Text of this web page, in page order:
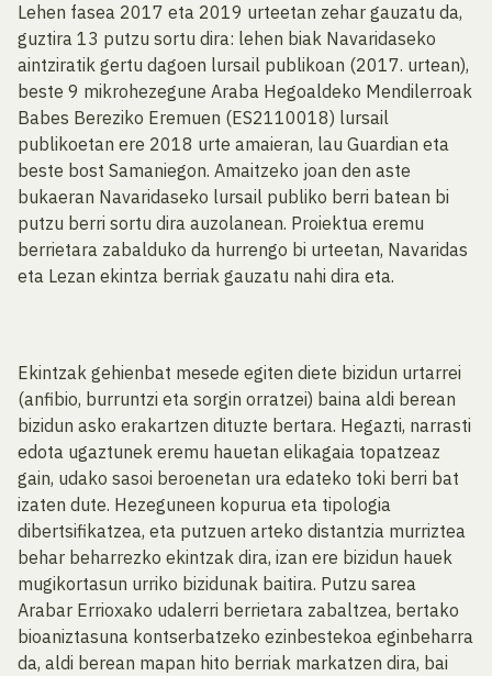
Lehen fasea 2017 eta 2019 urteetan zehar gauzatu da,
guztira 13 putzu sortu dira: lehen biak Navaridaseko
aintziratik gertu dagoen lursail publikoan (2017. urtean),
beste 9 mikrohezegune Araba Hegoaldeko Mendilerroak
Babes Bereziko Eremuen (ES2110018) lursail
publikoetan ere 2018 urte amaieran, lau Guardian eta
beste bost Samaniegon. Amaitzeko joan den aste
bukaeran Navaridaseko lursail publiko berri batean bi
putzu berri sortu dira auzolanean. Proiektua eremu
berrietara zabalduko da hurrengo bi urteetan, Navaridas
eta Lezan ekintza berriak gauzatu nahi dira eta.
Ekintzak gehienbat mesede egiten diete bizidun urtarrei
(anfibio, burruntzi eta sorgin orratzei) baina aldi berean
bizidun asko erakartzen dituzte bertara. Hegazti, narrasti
edota ugaztunek eremu hauetan elikagaia topatzeaz
gain, udako sasoi beroenetan ura edateko toki berri bat
izaten dute. Hezeguneen kopurua eta tipologia
dibertsifikatzea, eta putzuen arteko distantzia murriztea
behar beharrezko ekintzak dira, izan ere bizidun hauek
mugikortasun urriko bizidunak baitira. Putzu sarea
Arabar Errioxako udalerri berrietara zabaltzea, bertako
bioaniztasuna kontserbatzeko ezinbestekoa eginbeharra
da, aldi berean mapan hito berriak markatzen dira, bai